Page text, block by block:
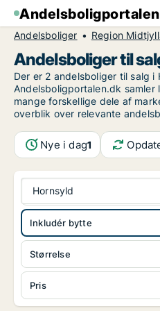
Andelsboligportalen
Andelsboliger Region
Andelsboliger til
Der er 2 andelsboliger til salg i
Andelsboligportalen.dk samler
mange forskellige dele af
overblik over relevante
Nye i dag1
Hornsyld
Størrelse
Pris
Inkludér bytte